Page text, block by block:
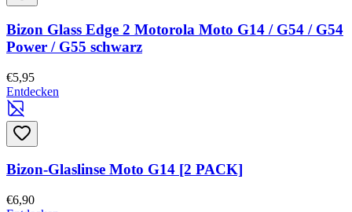
Bizon Glass Edge 2 Motorola Moto G14 / G54 / G54
Power / G55 schwarz
€5,95
Entdecken
Bizon-Glaslinse Moto G14 [2 PACK]
€6,90